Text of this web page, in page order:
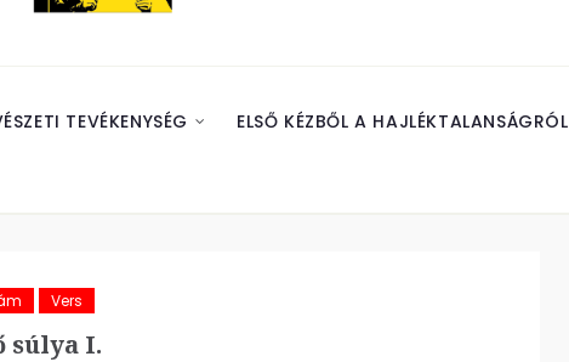
TEVÉKENYSÉG ELSŐ KÉZBŐL A HAJLÉKTALANSÁGRÓL
Vers
súlya I.